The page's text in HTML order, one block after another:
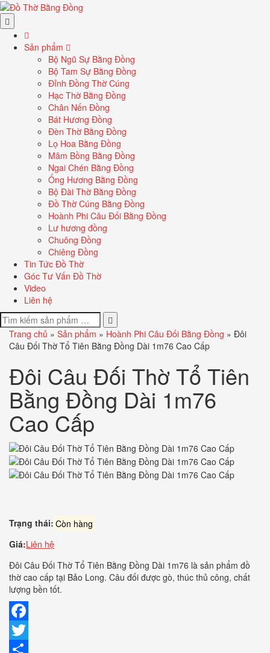
Sản phẩm
Bộ Ngũ Sự Bằng Đồng
Bộ Tam Sự Bằng Đồng
Đỉnh Đồng Thờ Cúng
Hạc Thờ Bằng Đồng
Chân Nến Đồng
Bát Hương Đồng
Đèn Thờ Bằng Đồng
Lọ Hoa Bằng Đồng
Mâm Bồng Bằng Đồng
Ngai Chén Bằng Đồng
Ống Hương Bằng Đồng
Bộ Đài Thờ Bằng Đồng
Đồ Thờ Cúng Bằng Đồng
Hoành Phi Câu Đối Bằng Đồng
Lư hương đồng
Chuông Đồng
Chiêng Đồng
Tin Tức Đồ Thờ
Góc Tư Vấn Đồ Thờ
Video
Liên hệ
Trang chủ » Sản phẩm » Hoành Phi Câu Đối Bằng Đồng » Đôi
Câu Đối Thờ Tổ Tiên Bằng Đồng Dài 1m76 Cao Cấp
Đôi Câu Đối Thờ Tổ Tiên
Bằng Đồng Dài 1m76
Cao Cấp
Trạng thái: Còn hàng
Giá:Liên hệ
Đôi Câu Đối Thờ Tổ Tiên Bằng Đồng Dài 1m76 là sản phẩm đồ
thờ cao cấp tại Bảo Long. Câu đối được gò, thúc thủ công, chất
lượng bền tốt.
Facebook
Twitter